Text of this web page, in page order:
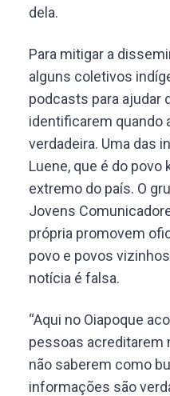
dela.
Para mitigar a
alguns coletivos
podcasts para ajudar
identificarem quando
verdadeira. Uma das
Luene, que é do povo
extremo do país. O
Jovens
própria promovem
povo e povos
notícia é falsa.
“Aqui no Oiapoque
pessoas acreditarem
não saberem como
informações são